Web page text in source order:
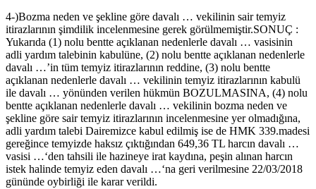
4-)Bozma neden ve şekline göre davalı … vekilinin sair temyiz
itirazlarının şimdilik incelenmesine gerek görülmemiştir.SONUÇ :
Yukarıda (1) nolu bentte açıklanan nedenlerle davalı … vasisinin
adli yardım talebinin kabulüne, (2) nolu bentte açıklanan nedenlerle
davalı …’in tüm temyiz itirazlarının reddine, (3) nolu bentte
açıklanan nedenlerle davalı … vekilinin temyiz itirazlarının kabulü
ile davalı … yönünden verilen hükmün BOZULMASINA, (4) nolu
bentte açıklanan nedenlerle davalı … vekilinin bozma neden ve
şekline göre sair temyiz itirazlarının incelenmesine yer olmadığına,
adli yardım talebi Dairemizce kabul edilmiş ise de HMK 339.madesi
gereğince temyizde haksız çıktığından 649,36 TL harcın davalı …
vasisi …‘den tahsili ile hazineye irat kaydına, peşin alınan harcın
istek halinde temyiz eden davalı …‘na geri verilmesine 22/03/2018
gününde oybirliği ile karar verildi.